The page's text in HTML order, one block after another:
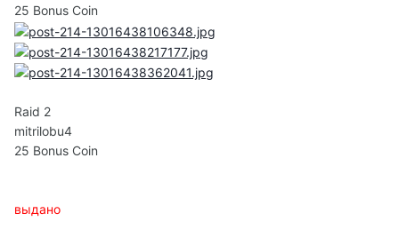
25 Bonus Coin
Raid 2
mitrilobu4
25 Bonus Coin
выдано